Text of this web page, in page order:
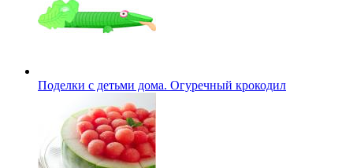
Поделки с детьми дома. Огуречный крокодил